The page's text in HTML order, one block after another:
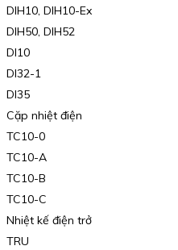
DIH10, DIH10-Ex
DIH50, DIH52
DI10
DI32-1
DI35
Cặp nhiệt điện
TC10-0
TC10-A
TC10-B
TC10-C
Nhiệt kế điện trở
TRU